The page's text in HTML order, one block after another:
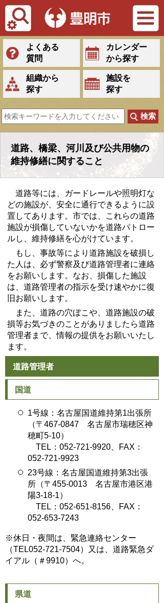
Tiếng Việt
よくある
質問
カレンダー
から探す
組織から
探す
施設を
探す
道路、橋梁、河川及び公共用物の
維持修繕に関すること
道路等には、ガードレールや照明灯な
どの施設が、安全に通行できるように設
置してあります。市では、これらの道路
施設が損傷していないかを道路パトロー
ルし、維持修繕を心がけています。
もし、事故等により道路施設を破損し
た人は、必ず警察及び道路管理者に連絡
をお願いします。なお、損傷した施設
は、道路管理者の指示を受け速やかに復
旧お願いします。
また、道路の穴ぼこや、道路施設の破
損等お気づきのことがありましたら道路
管理者まで、情報の提供をお願いいたし
ます。
道路管理者
国道
1号線：名古屋国道維持第1出張所
（〒467-0847 名古屋市瑞穂区神
穂町5-10）
TEL：052-721-9920、FAX：
052-721-9923
23号線：名古屋国道維持第3出張
所（〒455-0013 名古屋市港区港
陽3-18-1）
TEL：052-651-8156、FAX：
052-653-7243
※休日・夜間は、緊急連絡センター
（TEL052-721-7504）又は、道路緊急ダ
イアル（＃9910）へ。
県道